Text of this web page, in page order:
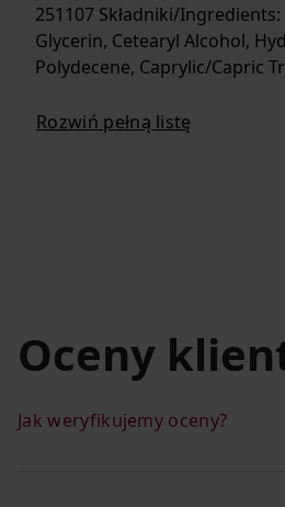
251107 Składniki/
Glycerin, Cetearyl Alcohol,
Polydecene, Caprylic/Capric
Rozwiń pełną listę
Oceny
Jak weryfikujemy oceny?